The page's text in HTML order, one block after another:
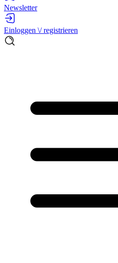
Newsletter
Einloggen \/ registrieren